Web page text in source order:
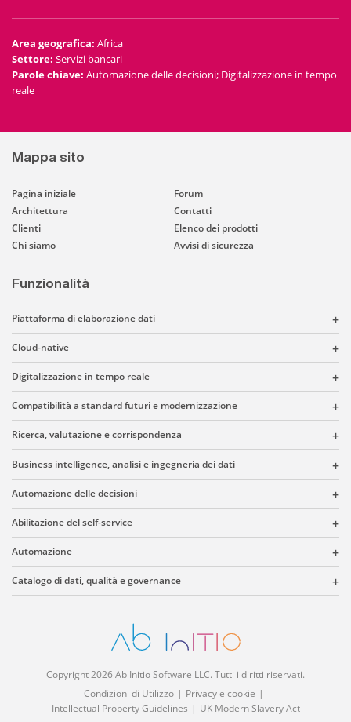
Area geografica: Africa
Settore: Servizi bancari
Parole chiave: Automazione delle decisioni; Digitalizzazione in tempo
reale
Mappa sito
Pagina iniziale
Architettura
Clienti
Chi siamo
Forum
Contatti
Elenco dei prodotti
Avvisi di sicurezza
Funzionalità
Piattaforma di elaborazione dati
Cloud-native
Digitalizzazione in tempo reale
Compatibilità a standard futuri e modernizzazione
Ricerca, valutazione e corrispondenza
Business intelligence, analisi e ingegneria dei dati
Automazione delle decisioni
Abilitazione del self-service
Automazione
Catalogo di dati, qualità e governance
Copyright 2026 Ab Initio Software LLC. Tutti i diritti riservati.
Condizioni di Utilizzo
Privacy e cookie
Intellectual Property Guidelines
UK Modern Slavery Act